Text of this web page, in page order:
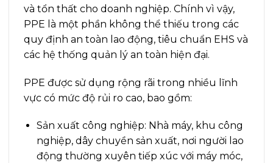
và tổn thất cho doanh nghiệp. Chính vì vậy,
PPE là một phần không thể thiếu trong các
quy định an toàn lao động, tiêu chuẩn EHS và
các hệ thống quản lý an toàn hiện đại.
PPE được sử dụng rộng rãi trong nhiều lĩnh
vực có mức độ rủi ro cao, bao gồm:
Sản xuất công nghiệp: Nhà máy, khu công
nghiệp, dây chuyền sản xuất, nơi người lao
động thường xuyên tiếp xúc với máy móc,